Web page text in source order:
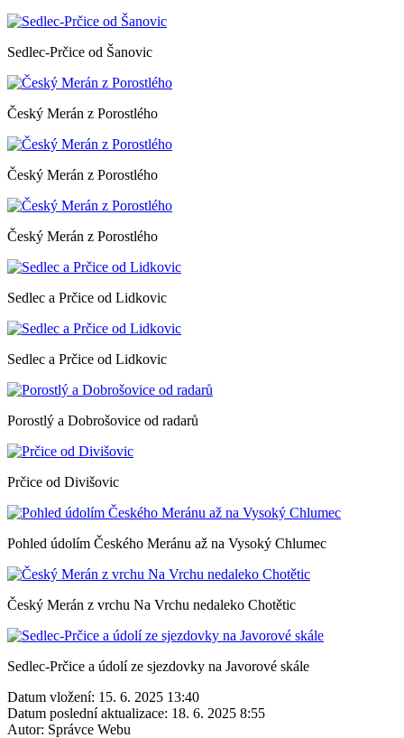
Sedlec-Prčice od Šanovic
Český Merán z Porostlého
Český Merán z Porostlého
Český Merán z Porostlého
Sedlec a Prčice od Lidkovic
Sedlec a Prčice od Lidkovic
Porostlý a Dobrošovice od radarů
Prčice od Divišovic
Pohled údolím Českého Meránu až na Vysoký Chlumec
Český Merán z vrchu Na Vrchu nedaleko Chotětic
Sedlec-Prčice a údolí ze sjezdovky na Javorové skále
Datum vložení: 15. 6. 2025 13:40
Datum poslední aktualizace: 18. 6. 2025 8:55
Autor: Správce Webu